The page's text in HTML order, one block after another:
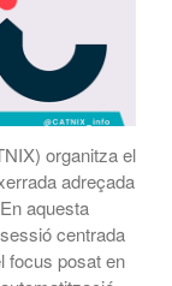
organitza el
adreçada
aquesta
centrada
focus posat en